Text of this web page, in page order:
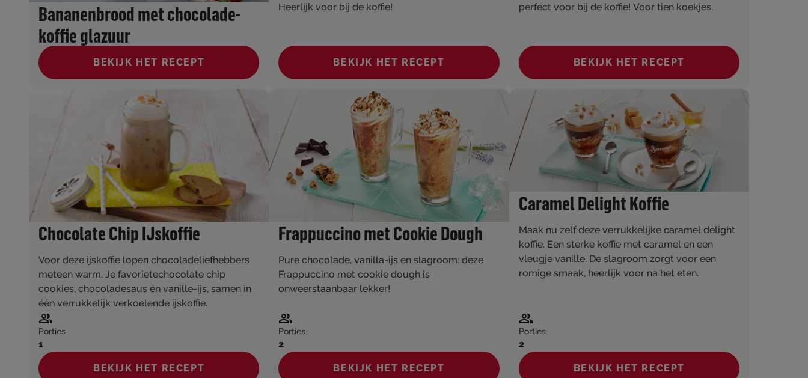
Bananenbrood met chocolade-
koffie glazuur
BEKIJK HET RECEPT
Heerlijk voor bij de koffie!
BEKIJK HET RECEPT
perfect voor bij de koffie! Voor tien koekjes.
BEKIJK HET RECEPT
Chocolate Chip IJskoffie
Voor deze ijskoffie lopen chocoladeliefhebbers
meteen warm. Je favorietechocolate chip
cookies, chocoladesaus én vanille-ijs, samen in
één verrukkelijk verkoelende ijskoffie.
Porties
1
BEKIJK HET RECEPT
Frappuccino met Cookie Dough
Pure chocolade, vanilla-ijs en slagroom: deze
Frappuccino met cookie dough is
onweerstaanbaar lekker!
Porties
2
BEKIJK HET RECEPT
Caramel Delight Koffie
Maak nu zelf deze verrukkelijke caramel delight
koffie. Een sterke koffie met caramel en een
vleugje vanille. De slagroom zorgt voor een
romige smaak, heerlijk voor na het eten.
Porties
2
BEKIJK HET RECEPT